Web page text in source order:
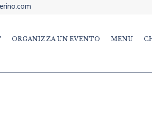
ORGANIZZA UN EVENTO MENU